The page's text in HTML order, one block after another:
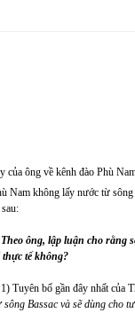
của ông về kênh đào Phù
Nam không lấy nước từ
ông, lập luận cho rằng
tế không?
1) Tuyên bố gần đây nhất của
Bassac và sẽ dùng cho